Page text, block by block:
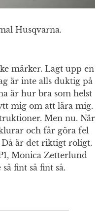
Husqvarna.
märker. Lagt upp en
är inte alls duktig på
är hur bra som helst
mig om att lära mig.
Men nu. När
och får göra fel
Då är det riktigt roligt.
Monica Zetterlund
fint så fint så.